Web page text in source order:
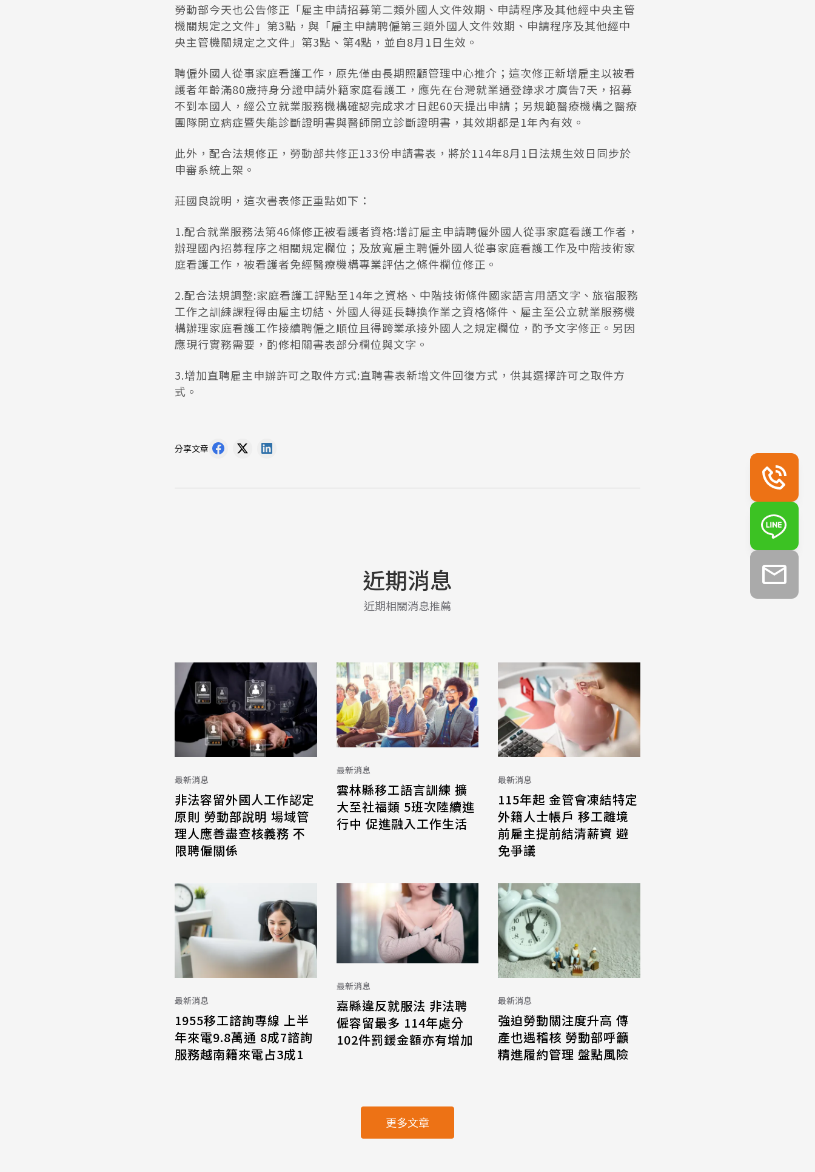
勞動部今天也公告修正「雇主申請招募第二類外國人文件效期、申請程序及其他經中央主管
機關規定之文件」第3點，與「雇主申請聘僱第三類外國人文件效期、申請程序及其他經中
央主管機關規定之文件」第3點、第4點，並自8月1日生效。
聘僱外國人從事家庭看護工作，原先僅由長期照顧管理中心推介；這次修正新增雇主以被看
護者年齡滿80歲持身分證申請外籍家庭看護工，應先在台灣就業通登錄求才廣告7天，招募
不到本國人，經公立就業服務機構確認完成求才日起60天提出申請；另規範醫療機構之醫療
團隊開立病症暨失能診斷證明書與醫師開立診斷證明書，其效期都是1年內有效。
此外，配合法規修正，勞動部共修正133份申請書表，將於114年8月1日法規生效日同步於
申審系統上架。
莊國良說明，這次書表修正重點如下：
1.配合就業服務法第46條修正被看護者資格:增訂雇主申請聘僱外國人從事家庭看護工作者，
辦理國內招募程序之相關規定欄位；及放寬雇主聘僱外國人從事家庭看護工作及中階技術家
庭看護工作，被看護者免經醫療機構專業評估之條件欄位修正。
2.配合法規調整:家庭看護工評點至14年之資格、中階技術條件國家語言用語文字、旅宿服務
工作之訓練課程得由雇主切結、外國人得延長轉換作業之資格條件、雇主至公立就業服務機
構辦理家庭看護工作接續聘僱之順位且得跨業承接外國人之規定欄位，酌予文字修正。另因
應現行實務需要，酌修相關書表部分欄位與文字。
3.增加直聘雇主申辦許可之取件方式:直聘書表新增文件回復方式，供其選擇許可之取件方
式。
分享文章
近期消息
近期相關消息推薦
最新消息
非法容留外國人工作認定
原則 勞動部說明 場域管
理人應善盡查核義務 不
限聘僱關係
最新消息
雲林縣移工語言訓練 擴
大至社福類 5班次陸續進
行中 促進融入工作生活
最新消息
115年起 金管會凍結特定
外籍人士帳戶 移工離境
前雇主提前結清薪資 避
免爭議
最新消息
1955移工諮詢專線 上半
年來電9.8萬通 8成7諮詢
服務越南籍來電占3成1
最新消息
嘉縣違反就服法 非法聘
僱容留最多 114年處分
102件罰鍰金額亦有增加
最新消息
強迫勞動關注度升高 傳
產也遇稽核 勞動部呼籲
精進履約管理 盤點風險
更多文章